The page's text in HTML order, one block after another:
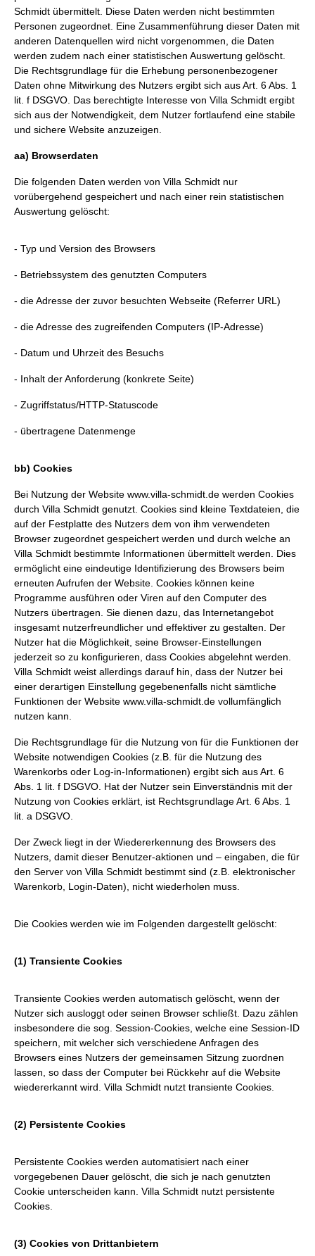
Schmidt übermittelt. Diese Daten werden nicht bestimmten
Personen zugeordnet. Eine Zusammenführung dieser Daten mit
anderen Datenquellen wird nicht vorgenommen, die Daten
werden zudem nach einer statistischen Auswertung gelöscht.
Die Rechtsgrundlage für die Erhebung personenbezogener
Daten ohne Mitwirkung des Nutzers ergibt sich aus Art. 6 Abs. 1
lit. f DSGVO. Das berechtigte Interesse von Villa Schmidt ergibt
sich aus der Notwendigkeit, dem Nutzer fortlaufend eine stabile
und sichere Website anzuzeigen.
aa) Browserdaten
Die folgenden Daten werden von Villa Schmidt nur
vorübergehend gespeichert und nach einer rein statistischen
Auswertung gelöscht:
- Typ und Version des Browsers
- Betriebssystem des genutzten Computers
- die Adresse der zuvor besuchten Webseite (Referrer URL)
- die Adresse des zugreifenden Computers (IP-Adresse)
- Datum und Uhrzeit des Besuchs
- Inhalt der Anforderung (konkrete Seite)
- Zugriffstatus/HTTP-Statuscode
- übertragene Datenmenge
bb) Cookies
Bei Nutzung der Website www.villa-schmidt.de werden Cookies
durch Villa Schmidt genutzt. Cookies sind kleine Textdateien, die
auf der Festplatte des Nutzers dem von ihm verwendeten
Browser zugeordnet gespeichert werden und durch welche an
Villa Schmidt bestimmte Informationen übermittelt werden. Dies
ermöglicht eine eindeutige Identifizierung des Browsers beim
erneuten Aufrufen der Website. Cookies können keine
Programme ausführen oder Viren auf den Computer des
Nutzers übertragen. Sie dienen dazu, das Internetangebot
insgesamt nutzerfreundlicher und effektiver zu gestalten. Der
Nutzer hat die Möglichkeit, seine Browser-Einstellungen
jederzeit so zu konfigurieren, dass Cookies abgelehnt werden.
Villa Schmidt weist allerdings darauf hin, dass der Nutzer bei
einer derartigen Einstellung gegebenenfalls nicht sämtliche
Funktionen der Website www.villa-schmidt.de vollumfänglich
nutzen kann.
Die Rechtsgrundlage für die Nutzung von für die Funktionen der
Website notwendigen Cookies (z.B. für die Nutzung des
Warenkorbs oder Log-in-Informationen) ergibt sich aus Art. 6
Abs. 1 lit. f DSGVO. Hat der Nutzer sein Einverständnis mit der
Nutzung von Cookies erklärt, ist Rechtsgrundlage Art. 6 Abs. 1
lit. a DSGVO.
Der Zweck liegt in der Wiedererkennung des Browsers des
Nutzers, damit dieser Benutzer-aktionen und – eingaben, die für
den Server von Villa Schmidt bestimmt sind (z.B. elektronischer
Warenkorb, Login-Daten), nicht wiederholen muss.
Die Cookies werden wie im Folgenden dargestellt gelöscht:
(1) Transiente Cookies
Transiente Cookies werden automatisch gelöscht, wenn der
Nutzer sich ausloggt oder seinen Browser schließt. Dazu zählen
insbesondere die sog. Session-Cookies, welche eine Session-ID
speichern, mit welcher sich verschiedene Anfragen des
Browsers eines Nutzers der gemeinsamen Sitzung zuordnen
lassen, so dass der Computer bei Rückkehr auf die Website
wiedererkannt wird. Villa Schmidt nutzt transiente Cookies.
(2) Persistente Cookies
Persistente Cookies werden automatisiert nach einer
vorgegebenen Dauer gelöscht, die sich je nach genutzten
Cookie unterscheiden kann. Villa Schmidt nutzt persistente
Cookies.
(3) Cookies von Drittanbietern